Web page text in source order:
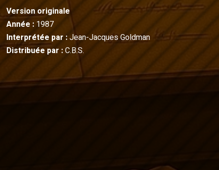
Version originale
Année :1987
Interprétée par :Jean-Jacques Goldman
Distribuée par :C.B.S.